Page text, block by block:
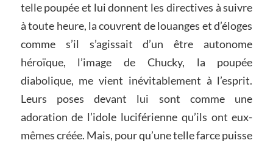
telle poupée et lui donnent les directives à suivre
à toute heure, la couvrent de louanges et d’éloges
comme s’il s’agissait d’un être autonome
héroïque, l’image de Chucky, la poupée
diabolique, me vient inévitablement à l’esprit.
Leurs poses devant lui sont comme une
adoration de l’idole luciférienne qu’ils ont eux-
mêmes créée. Mais, pour qu’une telle farce puisse